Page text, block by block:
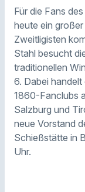
Für die Fans
heute ein
Zweitligisten
Stahl besucht
traditionellen
6. Dabei
1860-Fanclubs
Salzburg und
neue Vorstand
Schießstätte in
Uhr.